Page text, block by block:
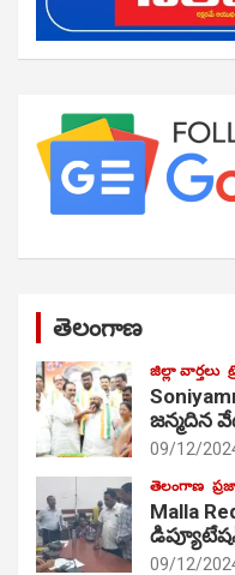
తెలంగాణ
జిల్లా వార్తలు
జ‌న్మ‌దిన
09/12/
తెలంగాణ
Malla
09/12/